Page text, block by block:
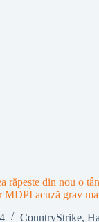
răpește din nou o
acuză grav
CountryStrike,